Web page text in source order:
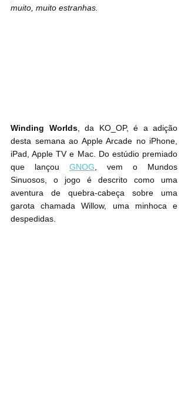
muito, muito estranhas.
Winding Worlds, da KO_OP, é a adição
desta semana ao Apple Arcade no iPhone,
iPad, Apple TV e Mac. Do estúdio premiado
que lançou GNOG , vem o Mundos
Sinuosos, o jogo é descrito como uma
aventura de quebra-cabeça sobre uma
garota chamada Willow, uma minhoca e
despedidas.